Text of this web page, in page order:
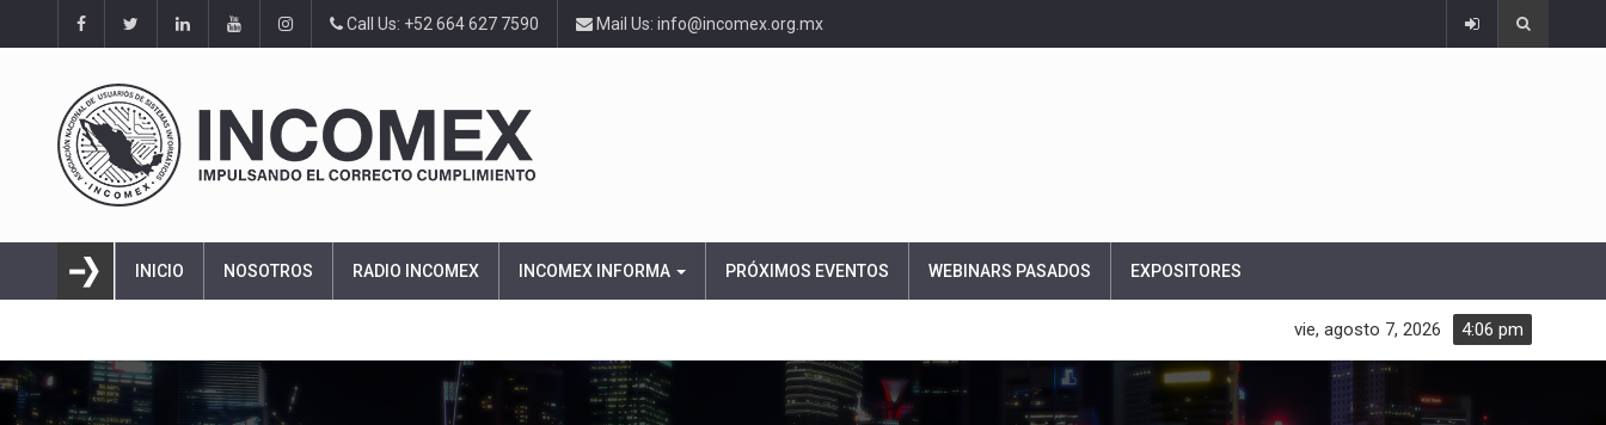
Call Us: +52 664 627 7590 Mail Us: info@incomex.org.mx
INICIO NOSOTROS RADIO INCOMEX INCOMEX INFORMA PRÓXIMOS EVENTOS WEBINARS PASADOS EXPOSITORES
4:06 pm
vie, agosto 7, 2026